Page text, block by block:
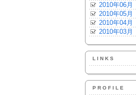
2010年06月
2010年05月
2010年04月
2010年03月
LINKS
PROFILE